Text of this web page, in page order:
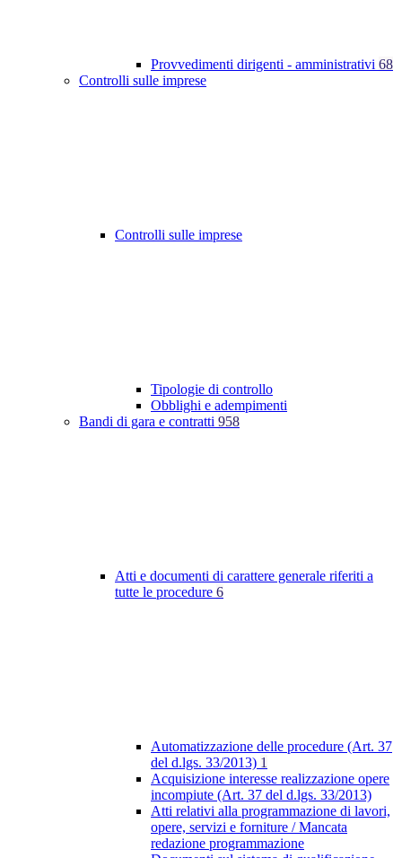
Provvedimenti dirigenti - amministrativi 68
Controlli sulle imprese
Controlli sulle imprese
Tipologie di controllo
Obblighi e adempimenti
Bandi di gara e contratti 958
Atti e documenti di carattere generale riferiti a
tutte le procedure 6
Automatizzazione delle procedure (Art. 37
del d.lgs. 33/2013) 1
Acquisizione interesse realizzazione opere
incompiute (Art. 37 del d.lgs. 33/2013)
Atti relativi alla programmazione di lavori,
opere, servizi e forniture / Mancata
redazione programmazione